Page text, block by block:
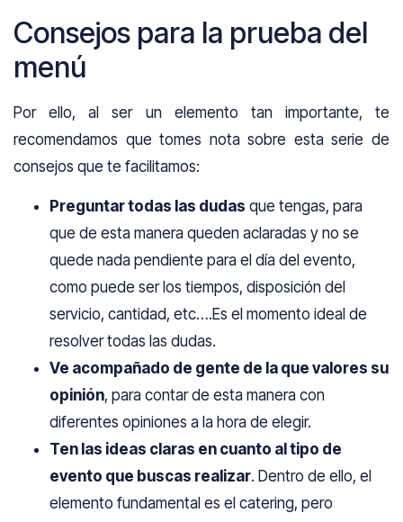
Consejos para la prueba del
menú
Por ello, al ser un elemento tan importante, te
recomendamos que tomes nota sobre esta serie de
consejos que te facilitamos:
Preguntar todas las dudas que tengas, para
que de esta manera queden aclaradas y no se
quede nada pendiente para el día del evento,
como puede ser los tiempos, disposición del
servicio, cantidad, etc….Es el momento ideal de
resolver todas las dudas.
Ve acompañado de gente de la que valores su
opinión, para contar de esta manera con
diferentes opiniones a la hora de elegir.
Ten las ideas claras en cuanto al tipo de
evento que buscas realizar. Dentro de ello, el
elemento fundamental es el catering, pero